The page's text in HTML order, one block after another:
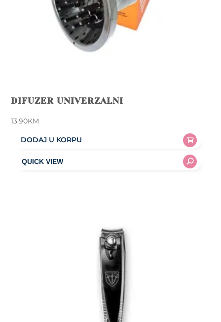
DIFUZER UNIVERZALNI
13,90KM
DODAJ U KORPU